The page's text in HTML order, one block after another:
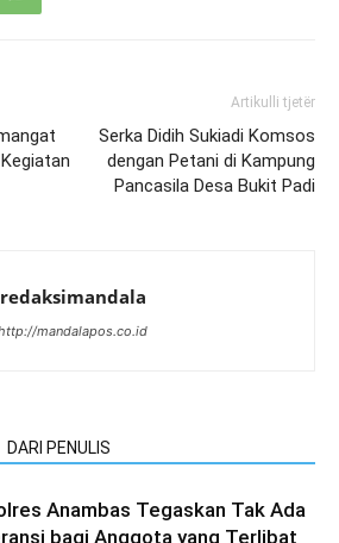
Artikulli tjetër
Serka Didih Sukiadi Komsos
dengan Petani di Kampung
Pancasila Desa Bukit Padi
redaksimandala
mandalapos.co.id
DARI PENULIS
Anambas Tegaskan Tak Ada
bagi Anggota yang Terlibat